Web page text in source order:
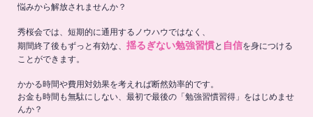
悩みから解放されませんか？
秀桜会では、短期的に通用するノウハウではなく、
期間終了後もずっと有効な、 揺るぎない勉強習慣と 自信を身につける
ことができます。
かかる時間や費用対効果を考えれば断然効率的です。
お金も時間も無駄にしない、最初で最後の「勉強習慣習得」をはじめませ
んか？